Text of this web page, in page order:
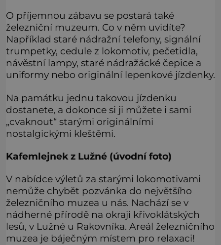
O příjemnou zábavu se postará také
železniční muzeum. Co v něm uvidíte?
Například staré nádražní telefony, signální
trumpetky, cedule z lokomotiv, pečetidla,
návěstní lampy, staré nádražácké čepice a
uniformy nebo originální lepenkové jízdenky.
Na památku jednu takovou jízdenku
dostanete, a dokonce si ji můžete i sami
„cvaknout“ starými originálními
nostalgickými kleštěmi.
Kafemlejnek z Lužné (úvodní foto)
V nabídce výletů za starými lokomotivami
nemůže chybět pozvánka do největšího
železničního muzea u nás. Nachází se v
nádherné přírodě na okraji křivoklátských
lesů, v Lužné u Rakovníka. Areál železničního
muzea je báječným místem pro relaxaci!